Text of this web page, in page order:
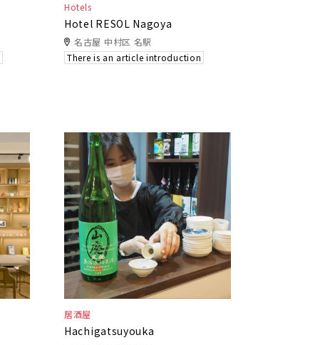
Hotels
Hotel RESOL Nagoya
名古屋 中村区 名駅
There is an article introduction
居酒屋
Hachigatsuyouka